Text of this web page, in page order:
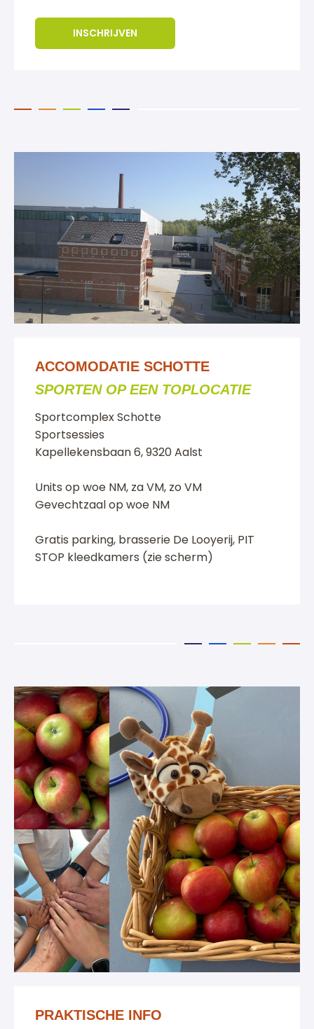
INSCHRIJVEN
ACCOMODATIE SCHOTTE
SPORTEN OP EEN TOPLOCATIE
Sportcomplex Schotte
Sportsessies
Kapellekensbaan 6, 9320 Aalst
Units op woe NM, za VM, zo VM
Gevechtzaal op woe NM
Gratis parking, brasserie De Looyerij, PIT
STOP kleedkamers (zie scherm)
PRAKTISCHE INFO